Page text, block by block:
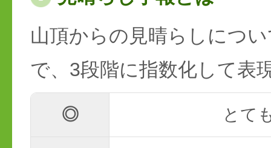
山頂からの見晴らしにつ
で、3段階に指数化して表
◎ とて